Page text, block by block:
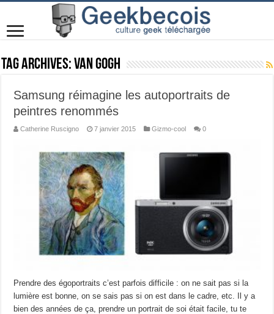
Tag Archives:Van Gogh
Samsung réimagine les autoportraits de
peintres renommés
Catherine Ruscigno 7 janvier 2015 Gizmo-cool 0
Prendre des égoportraits c’est parfois difficile : on ne sait pas si la
lumière est bonne, on se sais pas si on est dans le cadre, etc. Il y a
bien des années de ça, prendre un portrait de soi était facile, tu te